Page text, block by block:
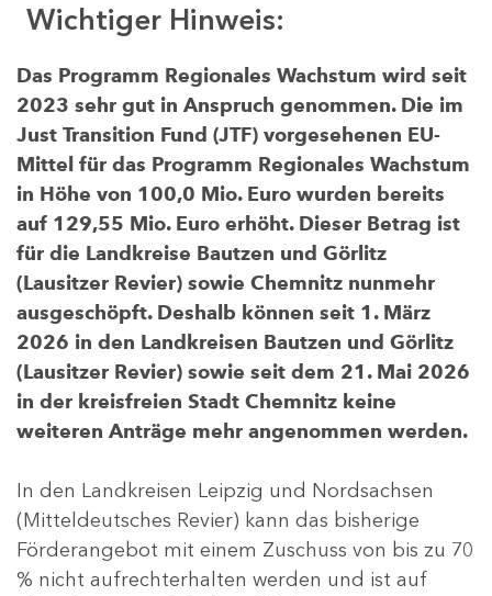
Wichtiger Hinweis:
Das Programm Regionales Wachstum wird seit
2023 sehr gut in Anspruch genommen. Die im
Just Transition Fund (JTF) vorgesehenen EU-
Mittel für das Programm Regionales Wachstum
in Höhe von 100,0 Mio. Euro wurden bereits
auf 129,55 Mio. Euro erhöht. Dieser Betrag ist
für die Landkreise Bautzen und Görlitz
(Lausitzer Revier) sowie Chemnitz nunmehr
ausgeschöpft. Deshalb können seit 1. März
2026 in den Landkreisen Bautzen und Görlitz
(Lausitzer Revier) sowie seit dem 21. Mai 2026
in der kreisfreien Stadt Chemnitz keine
weiteren Anträge mehr angenommen werden.
In den Landkreisen Leipzig und Nordsachsen
(Mitteldeutsches Revier) kann das bisherige
Förderangebot mit einem Zuschuss von bis zu 70
% nicht aufrechterhalten werden und ist auf